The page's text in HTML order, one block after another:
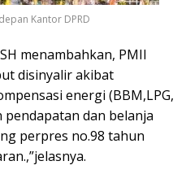
Kantor DPRD
menambahkan, PMII
disinyalir akibat
energi (BBM,LPG,
pendapatan dan belanja
perpres no.98 tahun